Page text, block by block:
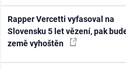
Rapper Vercetti vyfasoval na
Slovensku 5 let vězení, pak
země vyhoštěn